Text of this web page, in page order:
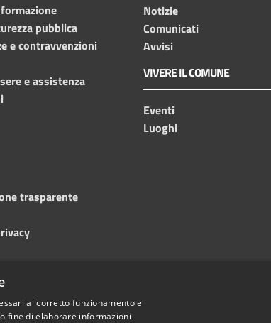
pubblica
e contravvenzioni
e assistenza
Notizie
Comunicati
Avvisi
VIVERE IL COMUNE
Eventi
Luoghi
trasparente
feedback
al corretto funzionamento e
fine di elaborare informazioni